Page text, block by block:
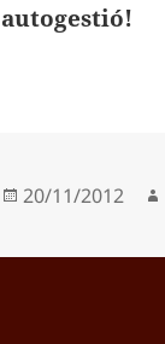
autogestió!
Publicat
20/11/2012